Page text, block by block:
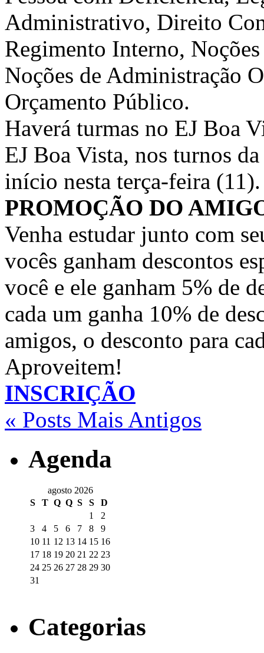
Administrativo, Direito
Regimento Interno,
Noções de Administração
Orçamento Público.
Haverá turmas no EJ Boa
EJ Boa Vista, nos turnos
início nesta terça-feira (11).
PROMOÇÃO DO
Venha estudar junto com
vocês ganham descontos
você e ele ganham 5% de
cada um ganha 10% de
amigos, o desconto para
Aproveitem!
INSCRIÇÃO
« Posts Mais Antigos
Agenda
agosto 2026
S
T Q Q S S
D
1
2
3
4 5 6 7 8
9
10 11 12 13 14 15 16
17 18 19 20 21 22 23
24 25 26 27 28 29 30
31
Categorias